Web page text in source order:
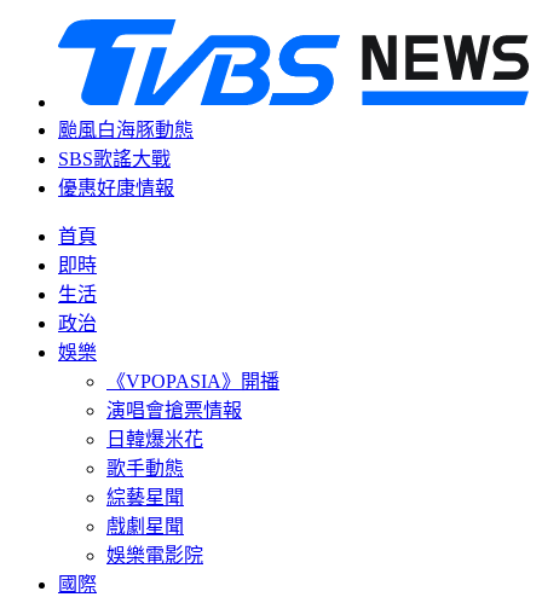
颱風白海豚動態
SBS歌謠大戰
優惠好康情報
首頁
即時
生活
政治
娛樂
《VPOPASIA》開播
演唱會搶票情報
日韓爆米花
歌手動態
綜藝星聞
戲劇星聞
娛樂電影院
國際